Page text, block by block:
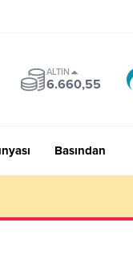
ALTIN
6.660,55
Basından